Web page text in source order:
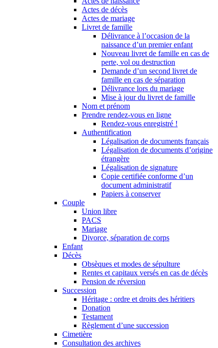
Actes de décès
Actes de mariage
Livret de famille
Délivrance à l’occasion de la
naissance d’un premier enfant
Nouveau livret de famille en cas de
perte, vol ou destruction
Demande d’un second livret de
famille en cas de séparation
Délivrance lors du mariage
Mise à jour du livret de famille
Nom et prénom
Prendre rendez-vous en ligne
Rendez-vous enregistré !
Authentification
Légalisation de documents français
Légalisation de documents d’origine
étrangère
Légalisation de signature
Copie certifiée conforme d’un
document administratif
Papiers à conserver
Couple
Union libre
PACS
Mariage
Divorce, séparation de corps
Enfant
Décès
Obsèques et modes de sépulture
Rentes et capitaux versés en cas de décès
Pension de réversion
Succession
Héritage : ordre et droits des héritiers
Donation
Testament
Règlement d’une succession
Cimetière
Consultation des archives